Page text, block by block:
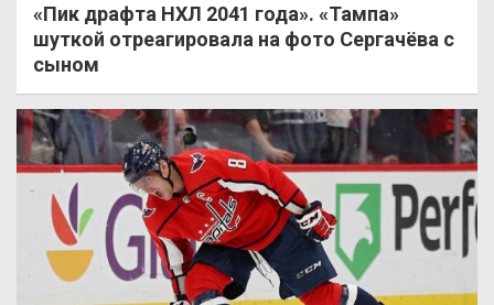
«Пик драфта НХЛ 2041 года». «Тампа»
шуткой отреагировала на фото Сергачёва с
сыном